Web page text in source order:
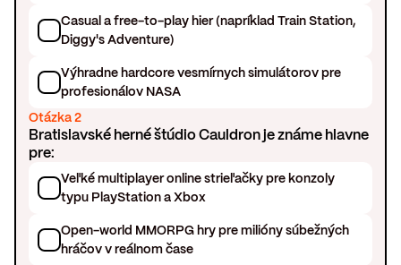
Casual a free-to-play hier (napríklad Train Station,
Diggy's Adventure)
Výhradne hardcore vesmírnych simulátorov pre
profesionálov NASA
Otázka 2
Bratislavské herné štúdio Cauldron je známe hlavne
pre:
Veľké multiplayer online strieľačky pre konzoly
typu PlayStation a Xbox
Open-world MMORPG hry pre milióny súbežných
hráčov v reálnom čase